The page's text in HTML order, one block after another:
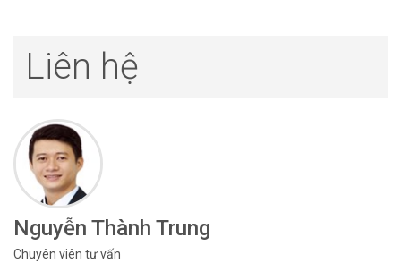
Liên hệ
Nguyễn Thành Trung
Chuyên viên tư vấn